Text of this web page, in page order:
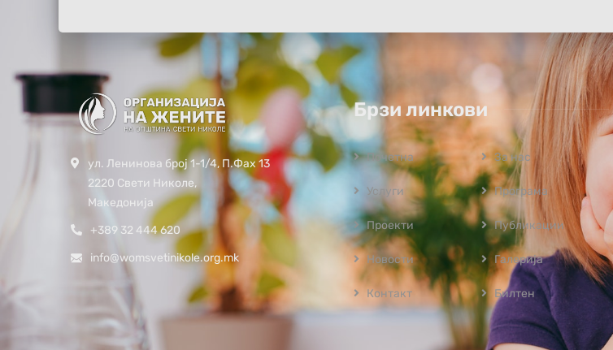
ул. Ленинова број 1-1/4, П.Фах 13
2220 Свети Николе,
Македонија
+389 32 444 620
info@womsvetinikole.org.mk
Брзи линкови
Почетна За нас
Услуги Програмa
Проекти Публикации
Новости Галерија
Контакт Билтен